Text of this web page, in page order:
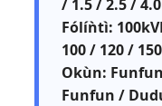
/ 1.5 / 2.5 /
Fólíǹtì:
100 / 120 /
Okùn:
Funfun /